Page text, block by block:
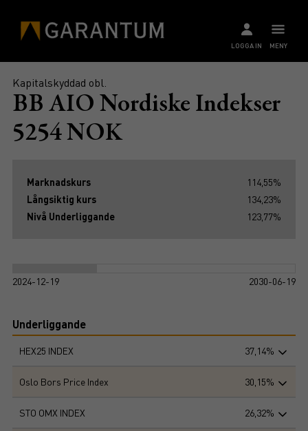
MENY
LOGGA IN
Kapitalskyddad obl.
BB AIO Nordiske Indekser
5254 NOK
Marknadskurs
114,55%
Långsiktig kurs
134,23%
Nivå Underliggande
123,77%
2024-12-19 2030-06-19
Underliggande
HEX25 INDEX 37,14%
Oslo Bors Price Index 30,15%
STO OMX INDEX 26,32%